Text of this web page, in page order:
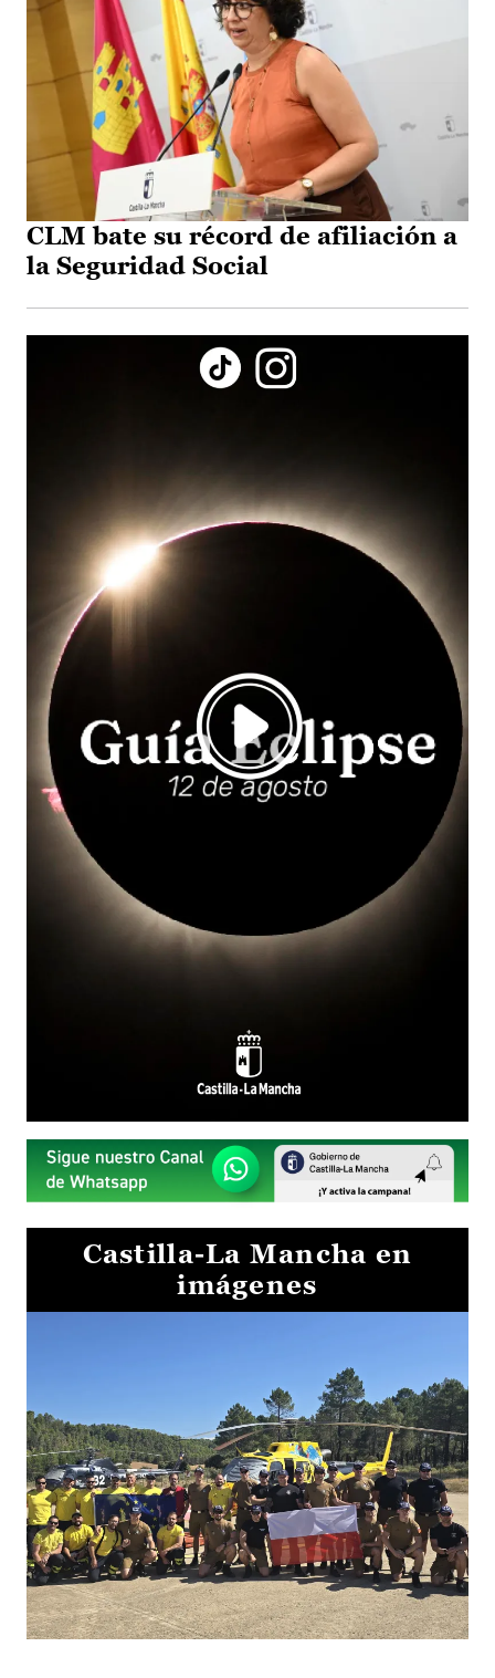
CLM bate su récord de afiliación a
la Seguridad Social
Castilla-La Mancha en
imágenes